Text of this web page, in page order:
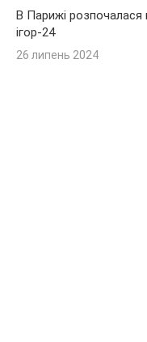
В Парижі розпочалася
ігор-24
26 липень 2024